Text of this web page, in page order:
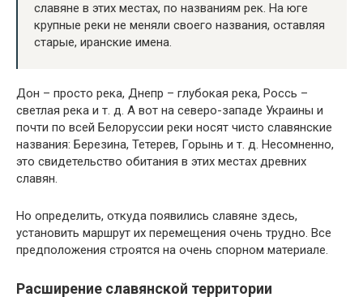
славяне в этих местах, по названиям рек. На юге
крупные реки не меняли своего названия, оставляя
старые, иранские имена.
Дон – просто река, Днепр – глубокая река, Россь –
светлая река и т. д. А вот на северо-западе Украины и
почти по всей Белоруссии реки носят чисто славянские
названия: Березина, Тетерев, Горынь и т. д. Несомненно,
это свидетельство обитания в этих местах древних
славян.
Но определить, откуда появились славяне здесь,
установить маршрут их перемещения очень трудно. Все
предположения строятся на очень спорном материале.
Расширение славянской территории